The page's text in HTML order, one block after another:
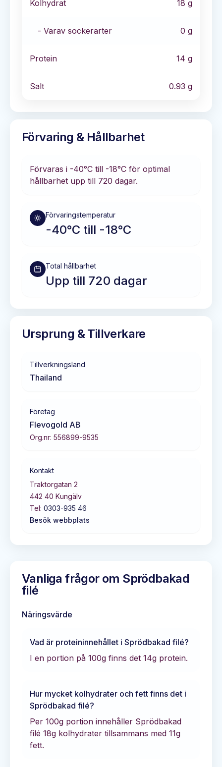
Kolhydrat 18 g
- Varav sockerarter 0 g
Protein 14 g
Salt 0.93 g
Förvaring & Hållbarhet
Förvaras i -40°C till -18°C för optimal
hållbarhet upp till 720 dagar.
Förvaringstemperatur
-40°C till -18°C
Total hållbarhet
Upp till 720 dagar
Ursprung & Tillverkare
Tillverkningsland
Thailand
Företag
Flevogold AB
Org.nr: 556899-9535
Kontakt
Traktorgatan 2
442 40 Kungälv
Tel: 0303-935 46
Besök webbplats
Vanliga frågor om Sprödbakad
filé
Näringsvärde
Vad är proteininnehållet i Sprödbakad filé?
I en portion på 100g finns det 14g protein.
Hur mycket kolhydrater och fett finns det i
Sprödbakad filé?
Per 100g portion innehåller Sprödbakad
filé 18g kolhydrater tillsammans med 11g
fett.